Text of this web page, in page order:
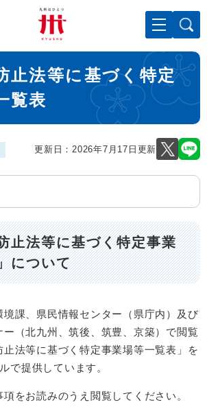
メニューを飛ばして本文へ
止法等に基づく特定
覧表
更新日：2026年7月17日更新
止法等に基づく特定事業
について
課、県民情報センター（県庁内）及び
（北九州、筑後、筑豊、京築）で閲覧
止法等に基づく特定事業場等一覧表」を
で提供しています。
をお読みのうえ閲覧してください。